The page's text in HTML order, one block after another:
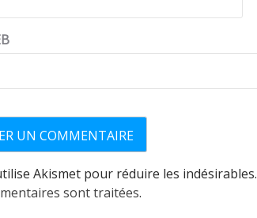
Akismet pour réduire les indésirables.
sont traitées.